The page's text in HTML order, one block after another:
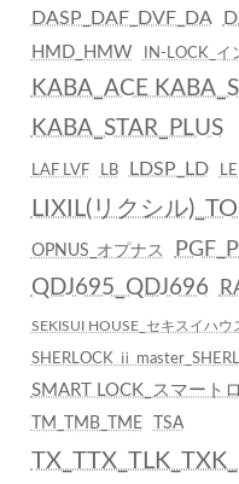
DASP_DAF_DVF_DA
HMD_HMW IN-LOCK_イ
KABA_ACE
KABA_STAR_PLUS
LAF LVF LB LDSP_LD
LIXIL(リクシル
OPNUS_オプナス
QDJ695_QDJ696
SEKISUI HOUSE_セキスイハウ
SHERLOCK ⅱ
SMART LOCK_スマート
TM_TMB_TME
TSA